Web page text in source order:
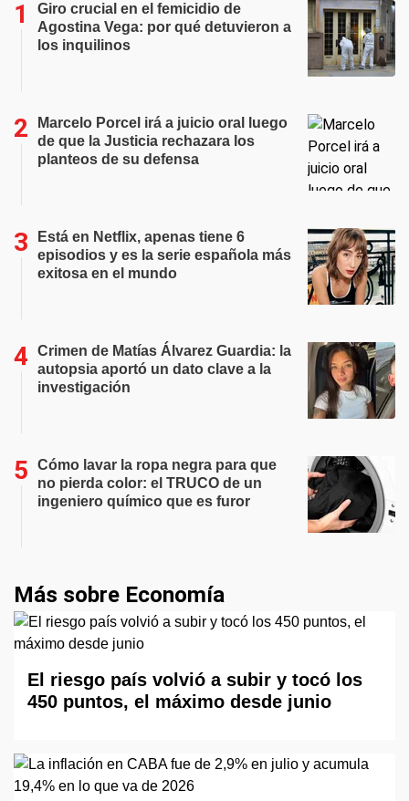
Giro crucial en el femicidio de
Agostina Vega: por qué detuvieron a
los inquilinos
Marcelo Porcel irá a juicio oral luego
de que la Justicia rechazara los
planteos de su defensa
Está en Netflix, apenas tiene 6
episodios y es la serie española más
exitosa en el mundo
Crimen de Matías Álvarez Guardia: la
autopsia aportó un dato clave a la
investigación
Cómo lavar la ropa negra para que
no pierda color: el TRUCO de un
ingeniero químico que es furor
Más sobre Economía
El riesgo país volvió a subir y tocó los
450 puntos, el máximo desde junio